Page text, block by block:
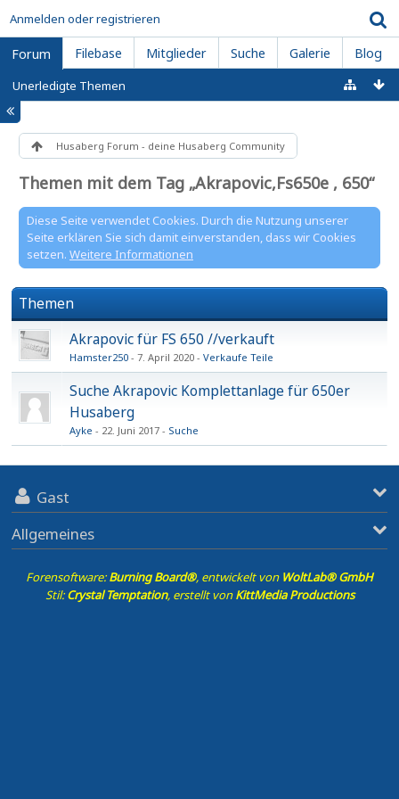
Anmelden oder registrieren
Forum Filebase Mitglieder Suche Galerie Blog
Unerledigte Themen
Husaberg Forum - deine Husaberg Community
Themen mit dem Tag „Akrapovic,Fs650e , 650“
Diese Seite verwendet Cookies. Durch die Nutzung unserer
Seite erklären Sie sich damit einverstanden, dass wir Cookies
setzen. Weitere Informationen
Themen
Akrapovic für FS 650 //verkauft
Hamster250 7. April 2020 Verkaufe Teile
Suche Akrapovic Komplettanlage für 650er
Husaberg
Ayke 22. Juni 2017 Suche
Gast
Allgemeines
Forensoftware:Burning Board®, entwickelt von WoltLab® GmbH
Stil:Crystal Temptation, erstellt vonKittMedia Productions